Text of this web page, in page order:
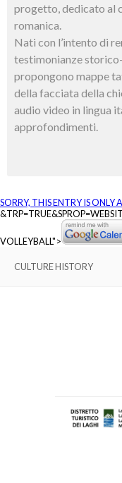
progetto, dedicato al
romanica.
Nati con l’intento di
testimonianze
propongono mappe
della facciata della
audio video in lingua
approfondimenti.
SORRY, THIS ENTRY IS ONLY
VOLLEYBALL">
CULTURE HISTORY